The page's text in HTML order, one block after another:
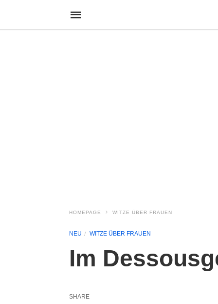
HOMEPAGE WITZE ÜBER FRAUEN
NEU WITZE ÜBER FRAUEN
Im
SHARE